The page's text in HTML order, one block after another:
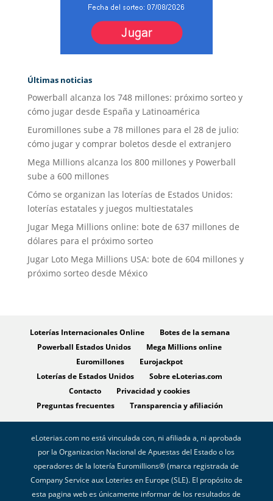
Últimas noticias
Powerball alcanza los 748 millones: próximo sorteo y
cómo jugar desde España y Latinoamérica
Euromillones sube a 78 millones para el 28 de julio:
cómo jugar y comprar boletos desde el extranjero
Mega Millions alcanza los 800 millones y Powerball
sube a 600 millones
Cómo se organizan las loterías de Estados Unidos:
loterías estatales y juegos multiestatales
Jugar Mega Millions online: bote de 637 millones de
dólares para el próximo sorteo
Jugar Loto Mega Millions USA: bote de 604 millones y
próximo sorteo desde México
Loterías Internacionales Online
Botes de la semana
Powerball Estados Unidos
Mega Millions online
Euromillones
Eurojackpot
Loterías de Estados Unidos
Sobre eLoterias.com
Contacto
Privacidad y cookies
Preguntas frecuentes
Transparencia y afiliación
eLoterias.com no está vinculada con, ni afiliada a, ni aprobada
por la Organizacion Nacional de Apuestas del Estado o los
operadores de la lotería Euromillions® (marca registrada de
Company Service aux Loteries en Europe (SLE). El propósito de
esta pagina web es únicamente informar de los resultados de